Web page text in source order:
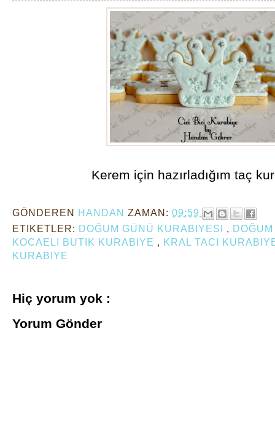
Kerem için hazırladığım taç
GÖNDEREN HANDAN ZAMAN: 09:59
ETIKETLER: DOĞUM GÜNÜ KURABIYESI ,
KOCAELI BUTIK KURABIYE , KRAL TACI
KURABIYE
Hiç yorum yok :
Yorum Gönder